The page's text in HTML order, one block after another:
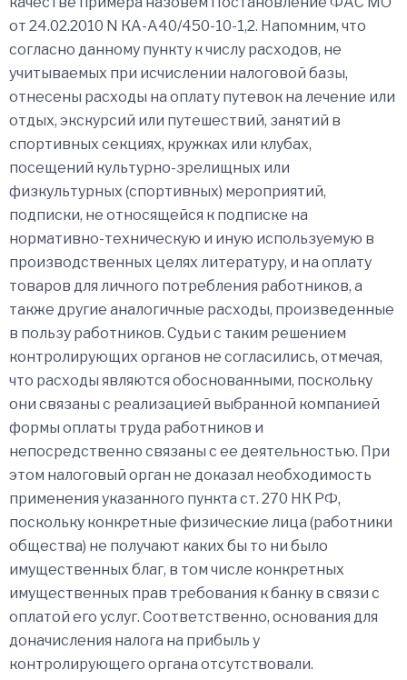
от 24.02.2010 N КА-А40/450-10-1,2. Напомним, что
согласно данному пункту к числу расходов, не
учитываемых при исчислении налоговой базы,
отнесены расходы на оплату путевок на лечение или
отдых, экскурсий или путешествий, занятий в
спортивных секциях, кружках или клубах,
посещений культурно-зрелищных или
физкультурных (спортивных) мероприятий,
подписки, не относящейся к подписке на
нормативно-техническую и иную используемую в
производственных целях литературу, и на оплату
товаров для личного потребления работников, а
также другие аналогичные расходы, произведенные
в пользу работников. Судьи с таким решением
контролирующих органов не согласились, отмечая,
что расходы являются обоснованными, поскольку
они связаны с реализацией выбранной компанией
формы оплаты труда работников и
непосредственно связаны с ее деятельностью. При
этом налоговый орган не доказал необходимость
применения указанного пункта ст. 270 НК РФ,
поскольку конкретные физические лица (работники
общества) не получают каких бы то ни было
имущественных благ, в том числе конкретных
имущественных прав требования к банку в связи с
оплатой его услуг. Соответственно, основания для
доначисления налога на прибыль у
контролирующего органа отсутствовали.